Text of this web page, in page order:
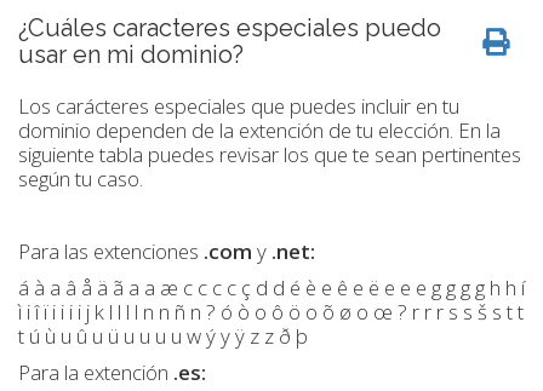
¿Cuáles caracteres especiales puedo
usar en mi dominio?
Los carácteres especiales que puedes incluir en tu
dominio dependen de la extención de tu elección. En la
siguiente tabla puedes revisar los que te sean pertinentes
según tu caso.
Para las extenciones .com y .net:
á à a â å ä ã a a æ c c c c ç d d é è e ê e ë e e e g g g g h h í
ì i î ï i i i i j k l l l l n n ñ n ? ó ò o ô ö o õ ø o œ ? r r r s s š s t t
t ú ù u û u ü u u u u w ý y ÿ z z ð þ
Para la extención .es: